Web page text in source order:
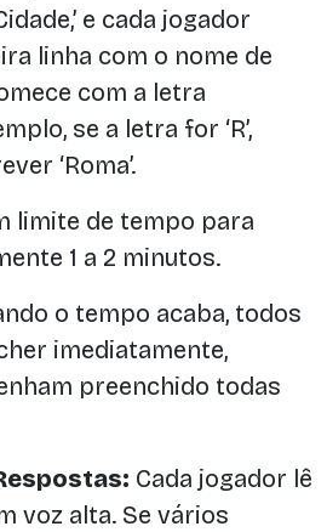
e cada jogador
linha com o nome de
com a letra
se a letra for ‘R’,
‘Roma’.
limite de tempo para
1 a 2 minutos.
o tempo acaba, todos
imediatamente,
preenchido todas
Cada jogador lê
voz alta. Se vários